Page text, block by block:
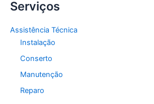
Serviços
Assistência Técnica
Instalação
Conserto
Manutenção
Reparo